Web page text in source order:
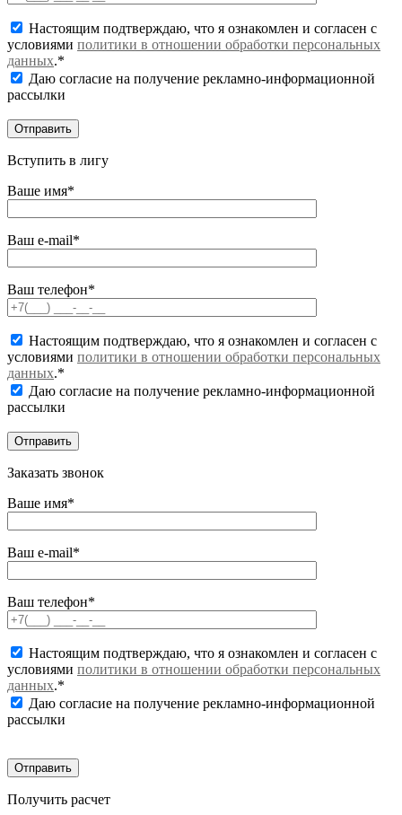
Настоящим подтверждаю, что я ознакомлен и согласен с
условиями политики в отношении обработки персональных
данных.*
Даю согласие на получение рекламно-информационной
рассылки
Вступить в лигу
Ваше имя*
Ваш e-mail*
Ваш телефон*
Настоящим подтверждаю, что я ознакомлен и согласен с
условиями политики в отношении обработки персональных
данных.*
Даю согласие на получение рекламно-информационной
рассылки
Заказать звонок
Ваше имя*
Ваш e-mail*
Ваш телефон*
Настоящим подтверждаю, что я ознакомлен и согласен с
условиями политики в отношении обработки персональных
данных.*
Даю согласие на получение рекламно-информационной
рассылки
Получить расчет